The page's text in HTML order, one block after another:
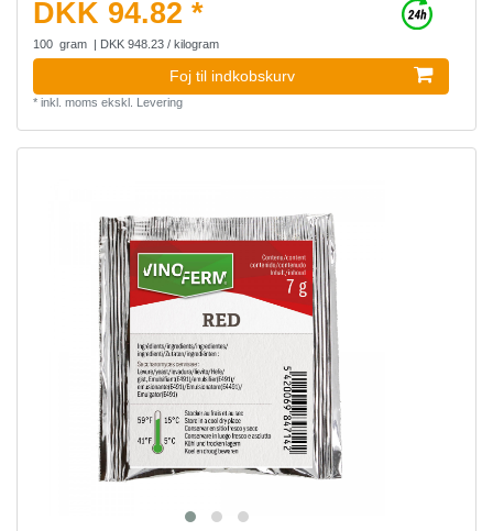
DKK 94.82 *
100 gram | DKK 948.23 / kilogram
Foj til indkobskurv
* inkl. moms ekskl. Levering